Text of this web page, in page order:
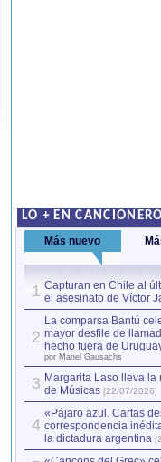
LO + EN
Más nuevo
1 Capturan en Chile al
el asesinato de Víctor
2
La comparsa Bantú
mayor desfile de
hecho fuera de
por Manel Gausachs
3 Margarita Laso lleva
de Músicas [22/07/2026]
4
«Pájaro azul. Cartas
correspondencia
la dictadura argentina